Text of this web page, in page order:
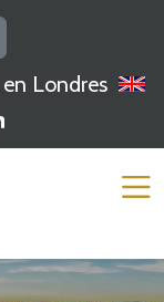
Londres